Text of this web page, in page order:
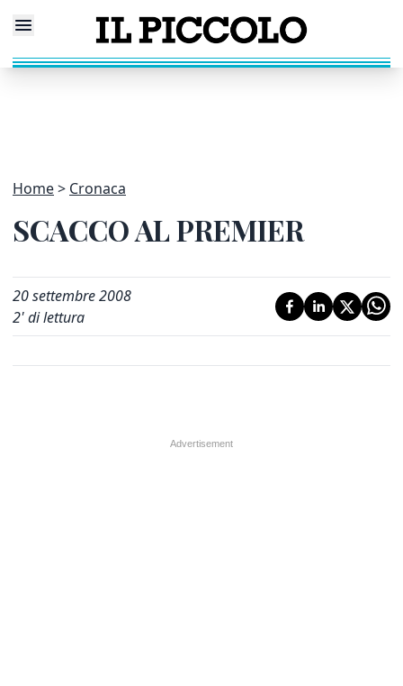
Home Cronaca
SCACCO AL PREMIER
20 settembre 2008
2' di lettura